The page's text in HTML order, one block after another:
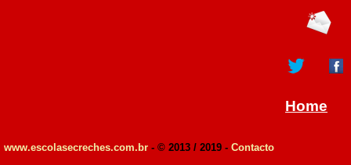
Home
www.escolasecreches.com.br - © 2013 / 2019 - Contacto